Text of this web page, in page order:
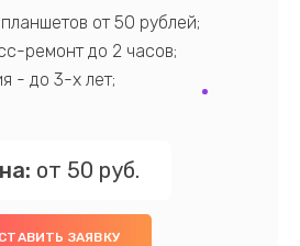
от 50 рублей;
ремонт до 2 часов;
- до 3-х лет;
от 50 руб.
ЗАЯВКУ